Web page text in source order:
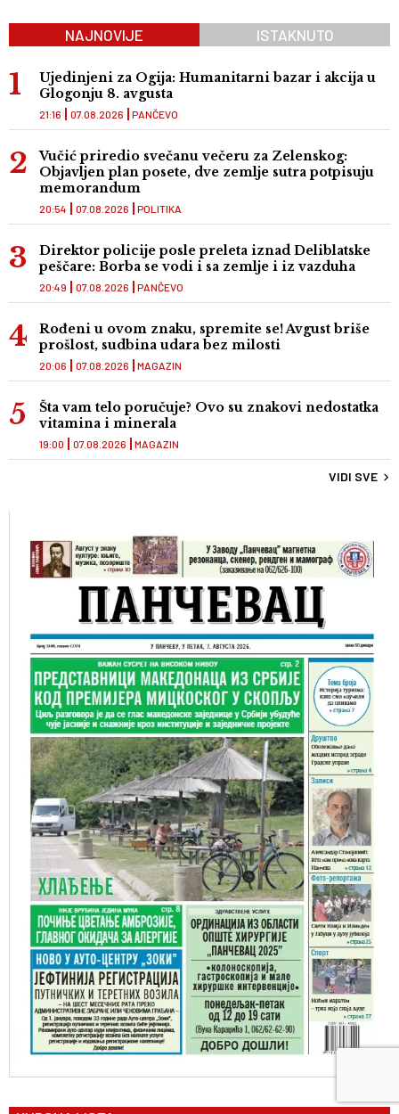
NAJNOVIJE ISTAKNUTO
Ujedinjeni za Ogija: Humanitarni bazar i akcija u
Glogonju 8. avgusta
PANČEVO
21:16 07.08.2026
Vučić priredio svečanu večeru za Zelenskog:
Objavljen plan posete, dve zemlje sutra potpisuju
memorandum
POLITIKA
20:54 07.08.2026
Direktor policije posle preleta iznad Deliblatske
peščare: Borba se vodi i sa zemlje i iz vazduha
PANČEVO
20:49 07.08.2026
Rođeni u ovom znaku, spremite se! Avgust briše
prošlost, sudbina udara bez milosti
MAGAZIN
20:06 07.08.2026
Šta vam telo poručuje? Ovo su znakovi nedostatka
vitamina i minerala
MAGAZIN
19:00 07.08.2026
VIDI SVE